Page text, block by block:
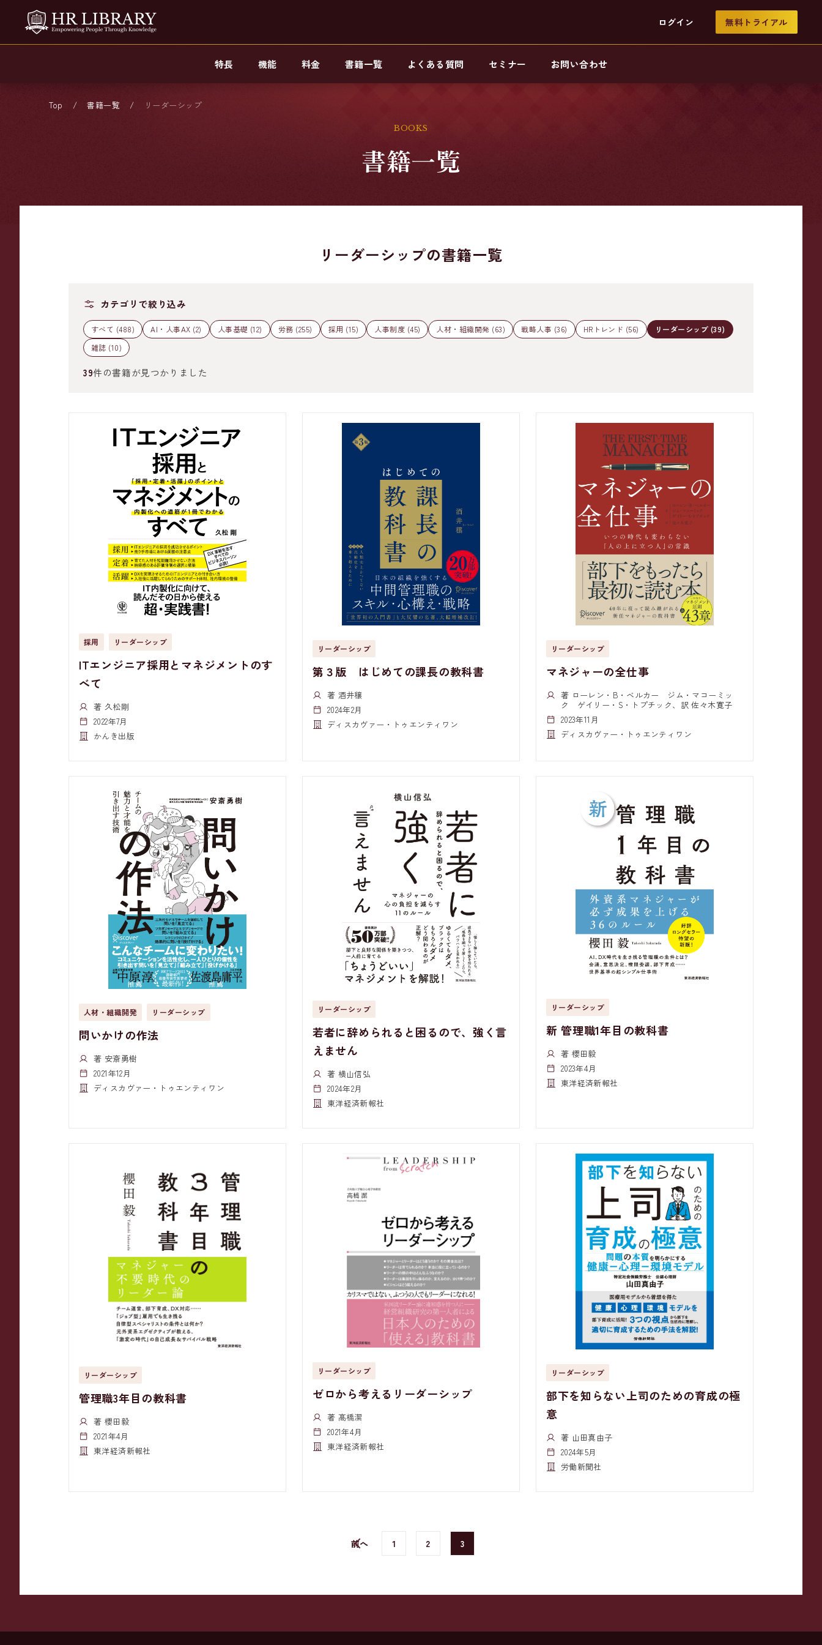
ログイン 無料トライアル
特長 機能 料金 書籍一覧 よくある質問 セミナー お問い合わせ
Top 書籍一覧 リーダーシップ
BOOKS
書籍一覧
リーダーシップの書籍一覧
カテゴリで絞り込み
すべて (488) AI・人事AX (2) 人事基礎 (12) 労務 (255) 採用 (15) 人事制度 (45) 人材・組織開発 (63) 戦略人事 (36) HRトレンド (56)
リーダーシップ (39)
雑誌 (10)
39件の書籍が見つかりました
採用 リーダーシップ
ITエンジニア採用とマネジメントのす
べて
著 久松剛
2022年7月
かんき出版
リーダーシップ
第３版 はじめての課長の教科書
著 酒井穣
2024年2月
ディスカヴァー・トゥエンティワン
リーダーシップ
マネジャーの全仕事
著 ローレン・B・ベルカー ジム・マコーミッ
ク ゲイリー・S・トプチック、訳 佐々木寛子
2023年11月
ディスカヴァー・トゥエンティワン
人材・組織開発 リーダーシップ
問いかけの作法
著 安斎勇樹
2021年12月
ディスカヴァー・トゥエンティワン
リーダーシップ
若者に辞められると困るので、強く言
えません
著 横山信弘
2024年2月
東洋経済新報社
リーダーシップ
新 管理職1年目の教科書
著 櫻田毅
2023年4月
東洋経済新報社
リーダーシップ
管理職3年目の教科書
著 櫻田毅
2021年4月
東洋経済新報社
リーダーシップ
ゼロから考えるリーダーシップ
著 髙橋潔
2021年4月
東洋経済新報社
リーダーシップ
部下を知らない上司のための育成の極
意
著 山田真由子
2024年5月
労働新聞社
前へ 1 2 3